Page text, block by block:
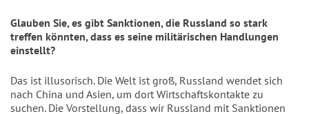
Glauben Sie, es gibt Sanktionen, die Russland so stark
treffen könnten, dass es seine militärischen Handlungen
einstellt?
Das ist illusorisch. Die Welt ist groß, Russland wendet sich
nach China und Asien, um dort Wirtschaftskontakte zu
suchen. Die Vorstellung, dass wir Russland mit Sanktionen